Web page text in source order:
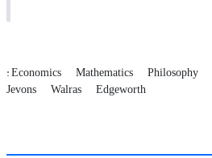
: Economics Mathematics Philosophy
Jevons Walras Edgeworth